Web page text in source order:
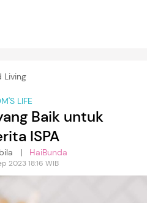
Living
LIFE
Baik untuk
ISPA
| HaiBunda
2023 18:16 WIB